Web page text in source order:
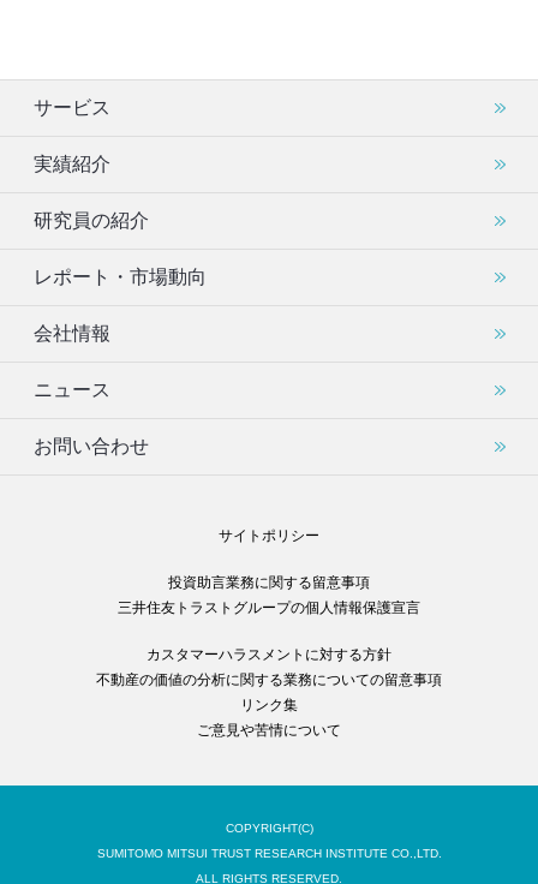
サービス
実績紹介
研究員の紹介
レポート・市場動向
会社情報
ニュース
お問い合わせ
サイトポリシー
投資助言業務に関する留意事項
三井住友トラストグループの個人情報保護宣言
カスタマーハラスメントに対する方針
不動産の価値の分析に関する業務についての留意事項
リンク集
ご意見や苦情について
COPYRIGHT(C)
SUMITOMO MITSUI TRUST RESEARCH INSTITUTE CO.,LTD.
ALL RIGHTS RESERVED.